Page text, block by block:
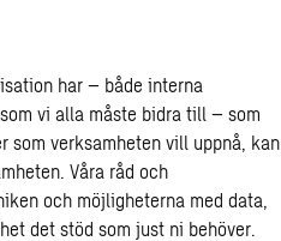
har – både interna
vi alla måste bidra till – som
som verksamheten vill uppnå, kan
Våra råd och
och möjligheterna med data,
det stöd som just ni behöver.